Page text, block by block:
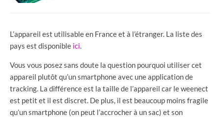
L’appareil est utilisable en France et à l’étranger. La liste des
pays est disponible ici.
Vous vous posez sans doute la question pourquoi utiliser cet
appareil plutôt qu’un smartphone avec une application de
tracking. La différence est la taille de l’appareil car le weenect
est petit et il est discret. De plus, il est beaucoup moins fragile
qu’un smartphone (on peut l’accrocher à un sac) et son